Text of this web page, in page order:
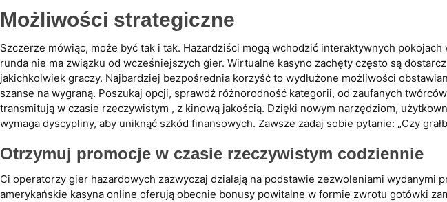
Możliwości strategiczne
Szczerze mówiąc, może być tak i tak. Hazardziści mogą wchodzić interaktywnych
runda nie ma związku od wcześniejszych gier. Wirtualne kasyno zachęty często są
jakichkolwiek graczy. Najbardziej bezpośrednia korzyść to wydłużone możliwości
szanse na wygraną. Poszukaj opcji, sprawdź różnorodność kategorii, od zaufanych
transmitują w czasie rzeczywistym , z kinową jakością. Dzięki nowym narzędziom,
wymaga dyscypliny, aby uniknąć szkód finansowych. Zawsze zadaj sobie pytanie: „Czy
Otrzymuj promocje w czasie rzeczywistym codziennie
Ci operatorzy gier hazardowych zazwyczaj działają na podstawie zezwoleniami
amerykańskie kasyna online oferują obecnie bonusy powitalne w formie zwrotu gotówki